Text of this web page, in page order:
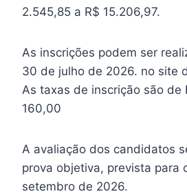
2.545,85 a R$ 15.206,97.
As inscrições podem ser
30 de julho de 2026. no site
As taxas de inscrição são de
160,00
A avaliação dos candidatos
prova objetiva, prevista para
setembro de 2026.